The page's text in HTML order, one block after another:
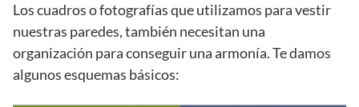
Los cuadros o fotografías que utilizamos para vestir
nuestras paredes, también necesitan una
organización para conseguir una armonía. Te damos
algunos esquemas básicos: